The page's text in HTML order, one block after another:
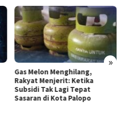
»
Gas Melon Menghilang,
Rakyat Menjerit: Ketika
Subsidi Tak Lagi Tepat
Sasaran di Kota Palopo